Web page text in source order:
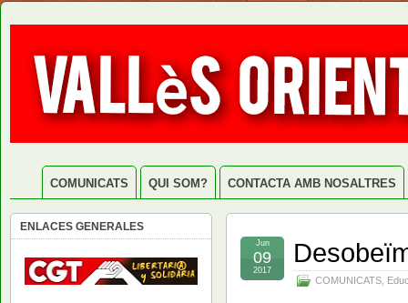
COMUNICATS QUI SOM? CONTACTA AMB NOSALTRES
COMUNICATS
Jun
09
2017
ENLACES GENERALES